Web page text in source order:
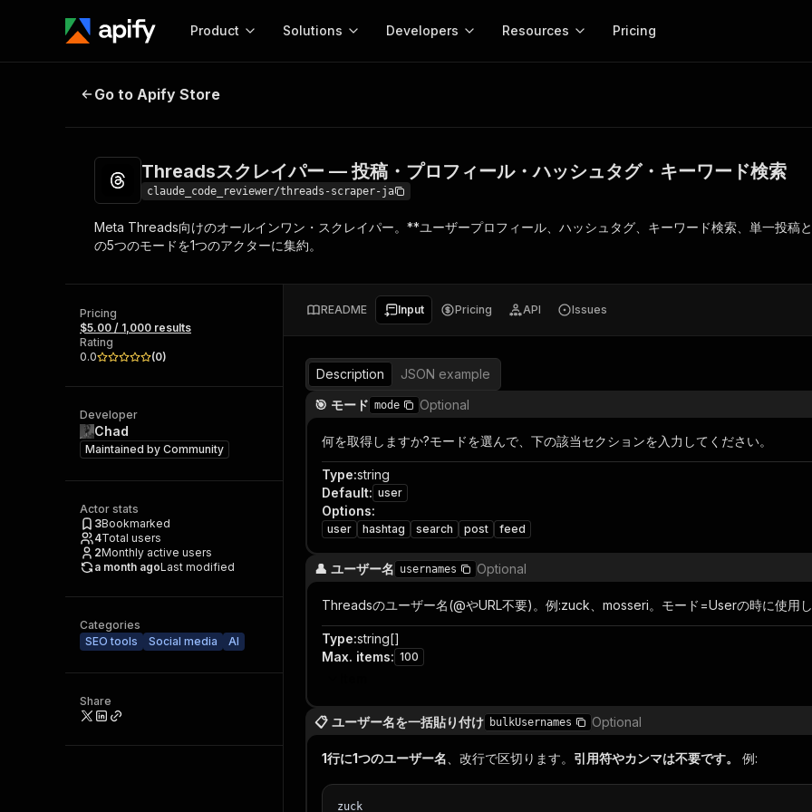
Product
Start here!
Ready-to-run tools for your AI agents
Browse 57,946 Actors
Apify Store
Actors
Integrations
Anti-blocking
Proxy
Open source
Solutions
MCP server configuration
Configure your Apify MCP server with
integration with MCP clients.
Start building
Universities Lead generation
Developers
Actor templates
Python, JavaScript, and TypeScript
Web scraping academy
Publish your Actors and get paid
API reference
SDK
Earn
Start
Resources
Get inspired to build Actors
See what’s new on Apify
About Apify
Pricing
Threadsスクレイパー — 投稿・プロフィール・ハッシュタグ・キーワード検索
Go to Apify Store
Threadsスクレイパー — 投稿・プロフィール・ハッシュタグ・キーワード検索
claude_code_reviewer/threads-scraper-ja
Meta Threads向けのオールインワン・スクレイパー。**ユーザープロフィール、ハッシュタグ、キーワード検索、単一投稿
の5つのモードを1つのアクターに集約。
Pricing
$5.00 / 1,000 results
Rating
0.0
(0)
Developer
Chad
Maintained by Community
Actor stats
3Bookmarked
4Total users
2Monthly active users
a month agoLast modified
Categories
SEO tools
Social media AI
Share
README Input Pricing API Issues
Description
JSON example
🎯 モード mode Optional
何を取得しますか?モードを選んで、下の該当セクションを入力してください。
Type:string
Default: user
Options:
user hashtag search post feed
👤 ユーザー名 usernames Optional
Threadsのユーザー名(@やURL不要)。例:zuck、mosseri。モード=Userの時に使用し
Type:string[]
Max. items: 100
📋 ユーザー名を一括貼り付け bulkUsernames Optional
1行に1つのユーザー名 、改行で区切ります。 引用符やカンマは不要です。 例:
zuck